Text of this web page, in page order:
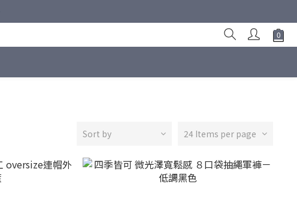
Sort by 24 Items per page